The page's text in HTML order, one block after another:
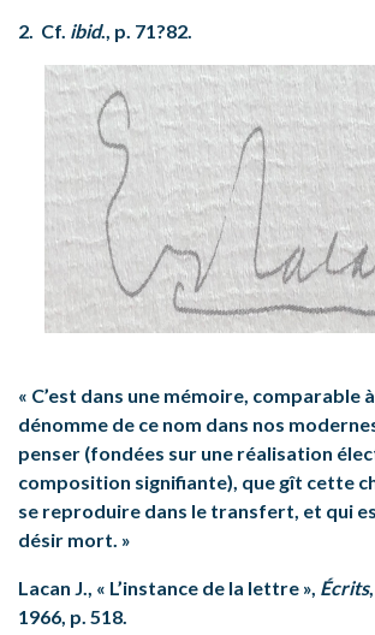
2. Cf. ibid., p. 71?82.
« C’est dans une mémoire, comparable à
dénomme de ce nom dans nos
penser (fondées sur une réalisation
composition signifiante), que gît cette
se reproduire dans le transfert, et qui
désir mort. »
Lacan J., « L’instance de la lettre », Écrits
1966, p. 518.